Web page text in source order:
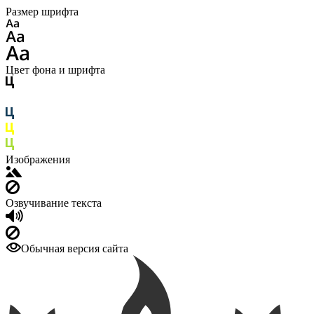
Размер шрифта
Цвет фона и шрифта
Изображения
Озвучивание текста
Обычная версия сайта